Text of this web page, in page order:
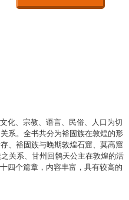
化、宗教、语言、民俗、人口为切
系。全书共分为裕固族在敦煌的形
、裕固族与晚期敦煌石窟、莫高窟
关系、甘州回鹘天公主在敦煌的活
四个篇章，内容丰富，具有较高的